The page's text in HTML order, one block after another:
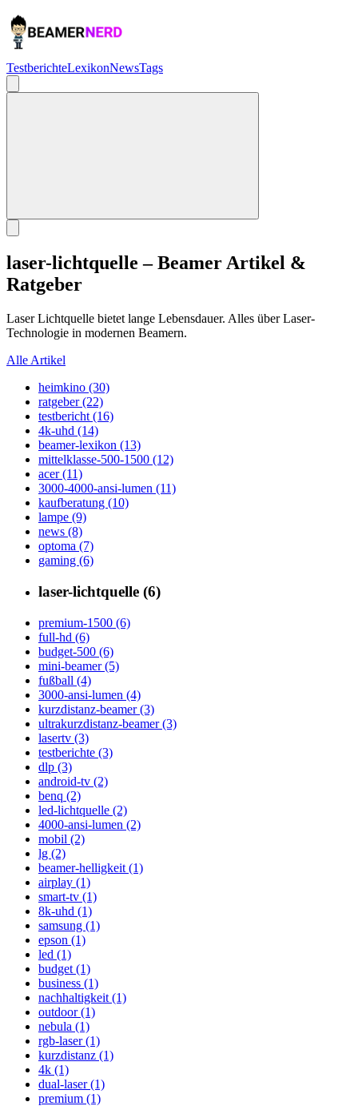
TestberichteLexikonNewsTags
laser-lichtquelle – Beamer Artikel &
Ratgeber
Laser Lichtquelle bietet lange Lebensdauer. Alles über Laser-
Technologie in modernen Beamern.
Alle Artikel
heimkino (30)
ratgeber (22)
testbericht (16)
4k-uhd (14)
beamer-lexikon (13)
mittelklasse-500-1500 (12)
acer (11)
3000-4000-ansi-lumen (11)
kaufberatung (10)
lampe (9)
news (8)
optoma (7)
gaming (6)
laser-lichtquelle (6)
premium-1500 (6)
full-hd (6)
budget-500 (6)
mini-beamer (5)
fußball (4)
3000-ansi-lumen (4)
kurzdistanz-beamer (3)
ultrakurzdistanz-beamer (3)
lasertv (3)
testberichte (3)
dlp (3)
android-tv (2)
benq (2)
led-lichtquelle (2)
4000-ansi-lumen (2)
mobil (2)
lg (2)
beamer-helligkeit (1)
airplay (1)
smart-tv (1)
8k-uhd (1)
samsung (1)
epson (1)
led (1)
budget (1)
business (1)
nachhaltigkeit (1)
outdoor (1)
nebula (1)
rgb-laser (1)
kurzdistanz (1)
4k (1)
dual-laser (1)
premium (1)